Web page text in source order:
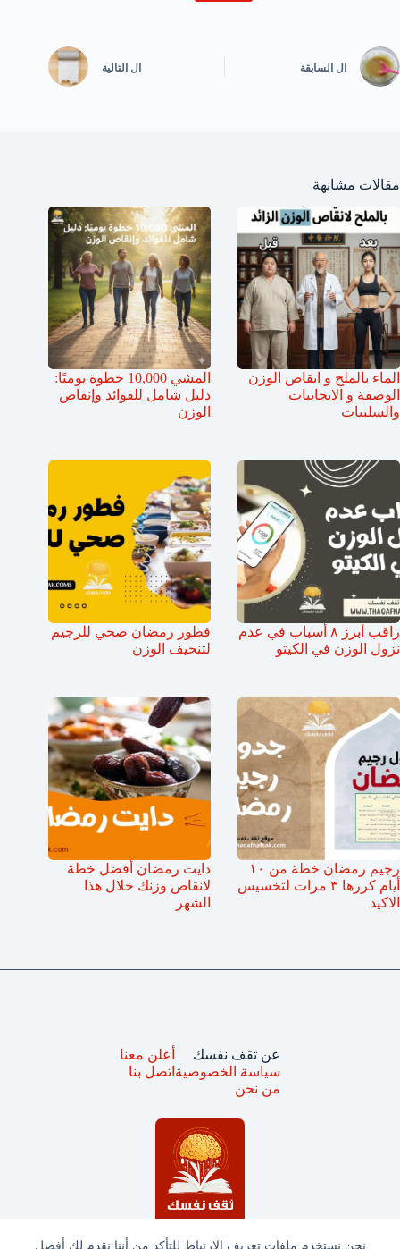
نحن نستخدم ملفات تعريف الارتباط للتأكد من أننا نقدم لك أفضل
ال السابقة ال التالية
مقالات مشابهة
الماء بالملح و انقاص الوزن
الوصفة و الايجابيات
والسلبيات
المشي 10,000 خطوة يوميًا:
دليل شامل للفوائد وإنقاص
الوزن
راقب أبرز ٨ أسباب في عدم
نزول الوزن في الكيتو
فطور رمضان صحي للرجيم
لتنحيف الوزن
رجيم رمضان خطة من ١٠
أيام كررها ٣ مرات لتخسيس
الاكيد
دايت رمضان أفضل خطة
لانقاص وزنك خلال هذا
الشهر
عن ثقف نفسك
سياسة الخصوصية
من نحن
أعلن معنا
اتصل بنا